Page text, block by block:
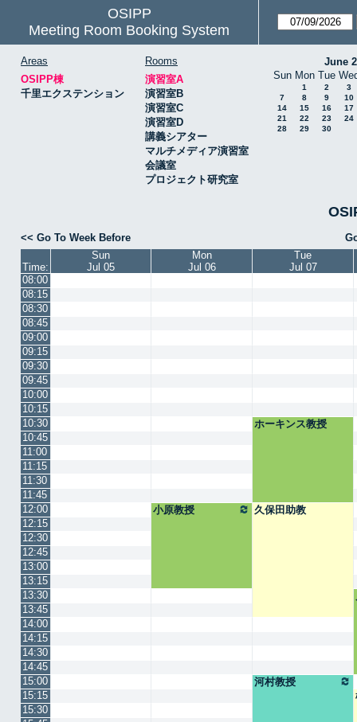
OSIPP
Meeting Room Booking System
Areas
OSIPP棟
千里エクステンション
Rooms
演習室A
演習室B
演習室C
演習室D
講義シアター
マルチメディア演習室
会議室
プロジェクト研究室
June
Sun Mon Tue
1 2
3
7
8 9
10
14
15 16
17
21
22 23
24
28
29 30
<< Go To Week Before
Time:
Sun
Jul 05
Mon
Jul 06
Tue
Jul 07
08:00
08:15
08:30
08:45
09:00
09:15
09:30
09:45
10:00
10:15
10:30
ホーキンス教授
10:45
11:00
11:15
11:30
11:45
12:00
小原教授
久保田助教
12:15
12:30
12:45
13:00
13:15
13:30
13:45
14:00
14:15
14:30
14:45
15:00
河村教授
15:15
15:30